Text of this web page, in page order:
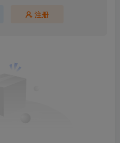
注册